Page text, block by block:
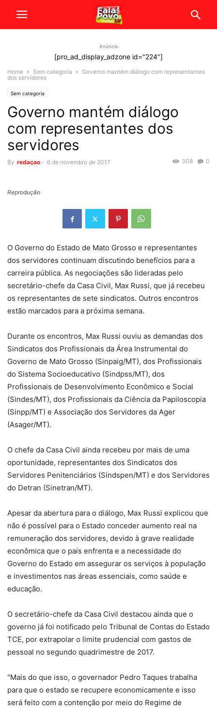
Anúncio
[pro_ad_display_adzone id="224"]
Home Sem categoria
Governo mantém diálogo com representantes
dos servidores
Sem categoria
Governo mantém diálogo
com representantes dos
servidores
By redaçao - 6 de novembro de 2017 0
308
Reprodução
O Governo do Estado de Mato Grosso e representantes
dos servidores continuam discutindo benefícios para a
carreira pública. As negociações são lideradas pelo
secretário-chefe da Casa Civil, Max Russi, que já recebeu
os representantes de sete sindicatos. Outros encontros
estão marcados para a próxima semana.
Durante os encontros, Max Russi ouviu as demandas dos
Sindicatos dos Profissionais da Área Instrumental do
Governo de Mato Grosso (Sinpaig/MT), dos Profissionais
do Sistema Socioeducativo (Sindpss/MT), dos
Profissionais de Desenvolvimento Econômico e Social
(Sindes/MT), dos Profissionais da Ciência da Papiloscopia
(Sinpp/MT) e Associação dos Servidores da Ager
(Asager/MT).
O chefe da Casa Civil ainda recebeu por mais de uma
oportunidade, representantes dos Sindicatos dos
Servidores Penitenciários (Sindspen/MT) e dos Servidores
do Detran (Sinetran/MT).
Apesar da abertura para o diálogo, Max Russi explicou que
não é possível para o Estado conceder aumento real na
remuneração dos servidores, devido à grave realidade
econômica que o país enfrenta e a necessidade do
Governo do Estado em assegurar os serviços à população
e investimentos nas áreas essenciais, como saúde e
educação.
O secretário-chefe da Casa Civil destacou ainda que o
governo já foi notificado pelo Tribunal de Contas do Estado
TCE, por extrapolar o limite prudencial com gastos de
pessoal no segundo quadrimestre de 2017.
"Mais do que isso, o governador Pedro Taques trabalha
para que o estado se recupere economicamente e isso
será feito com a contenção por meio do Regime de